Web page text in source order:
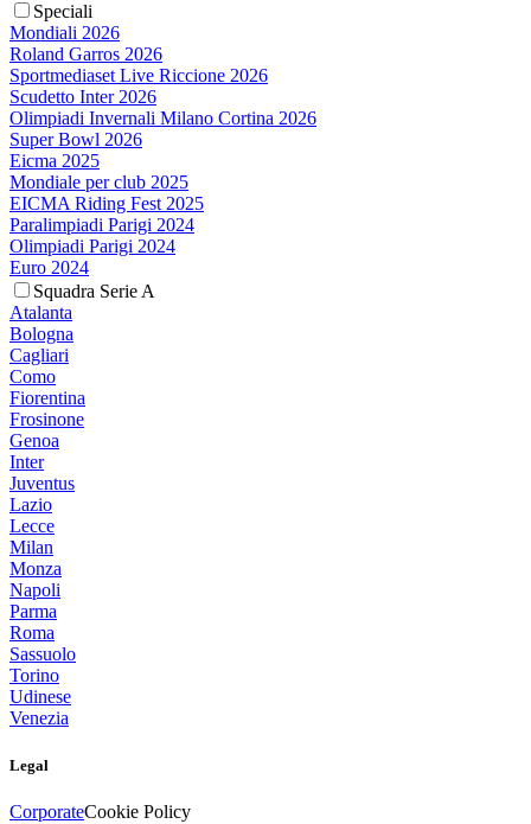
Speciali
Mondiali 2026
Roland Garros 2026
Sportmediaset Live Riccione 2026
Scudetto Inter 2026
Olimpiadi Invernali Milano Cortina 2026
Super Bowl 2026
Eicma 2025
Mondiale per club 2025
EICMA Riding Fest 2025
Paralimpiadi Parigi 2024
Olimpiadi Parigi 2024
Euro 2024
Squadra Serie A
Atalanta
Bologna
Cagliari
Como
Fiorentina
Frosinone
Genoa
Inter
Juventus
Lazio
Lecce
Milan
Monza
Napoli
Parma
Roma
Sassuolo
Torino
Udinese
Venezia
Legal
CorporateCookie Policy